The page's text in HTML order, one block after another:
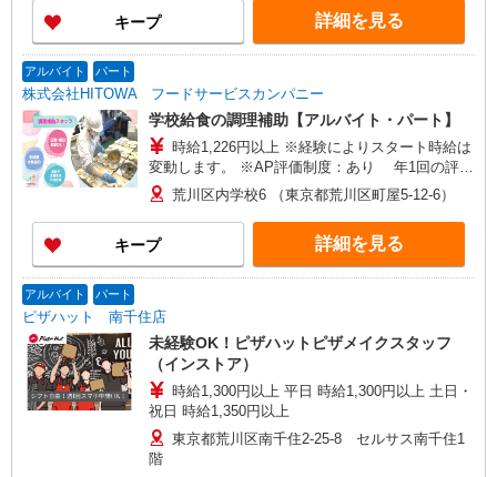
キープ 詳細を見る
アルバイト パート
株式会社HITOWA フードサービスカンパニー
学校給食の調理補助【アルバイト・パート】
時給1,226円以上 ※経験によりスタート時給は
変動します。 ※AP評価制度：あり 年1回の評価
により時給を見直します。 ※アルバイト賞与（寸
志）：あり 年2回。勤続年数により金額UP。
荒川区内学校6 （東京都荒川区町屋5-12-6）
キープ 詳細を見る
アルバイト パート
ピザハット 南千住店
未経験OK！ピザハットピザメイクスタッフ
（インストア）
時給1,300円以上 平日 時給1,300円以上 土日・
祝日 時給1,350円以上
東京都荒川区南千住2-25-8 セルサス南千住1
階